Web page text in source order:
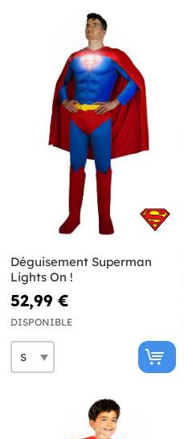
Déguisement Superman
Lights On !
52,99 €
DISPONIBLE